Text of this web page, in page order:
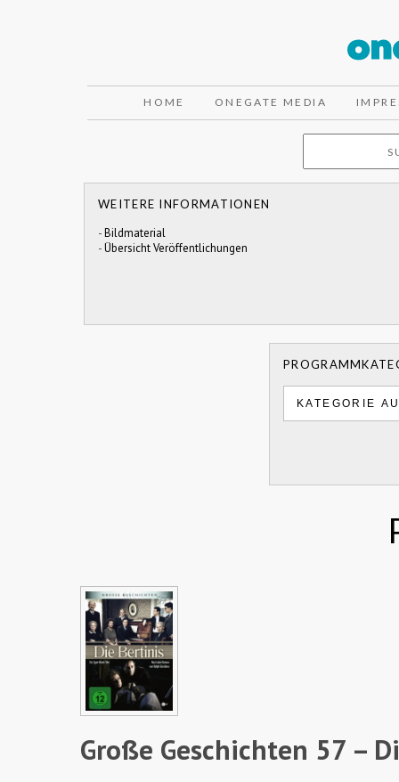
HOME ONEGATE MEDIA
WEITERE INFORMATIONEN
-Bildmaterial
-Übersicht Veröffentlichungen
Große Geschichten 57 –